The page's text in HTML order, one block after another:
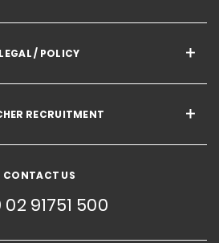
LEGAL / POLICY
RECRUITMENT
CONTACT US
91751 500